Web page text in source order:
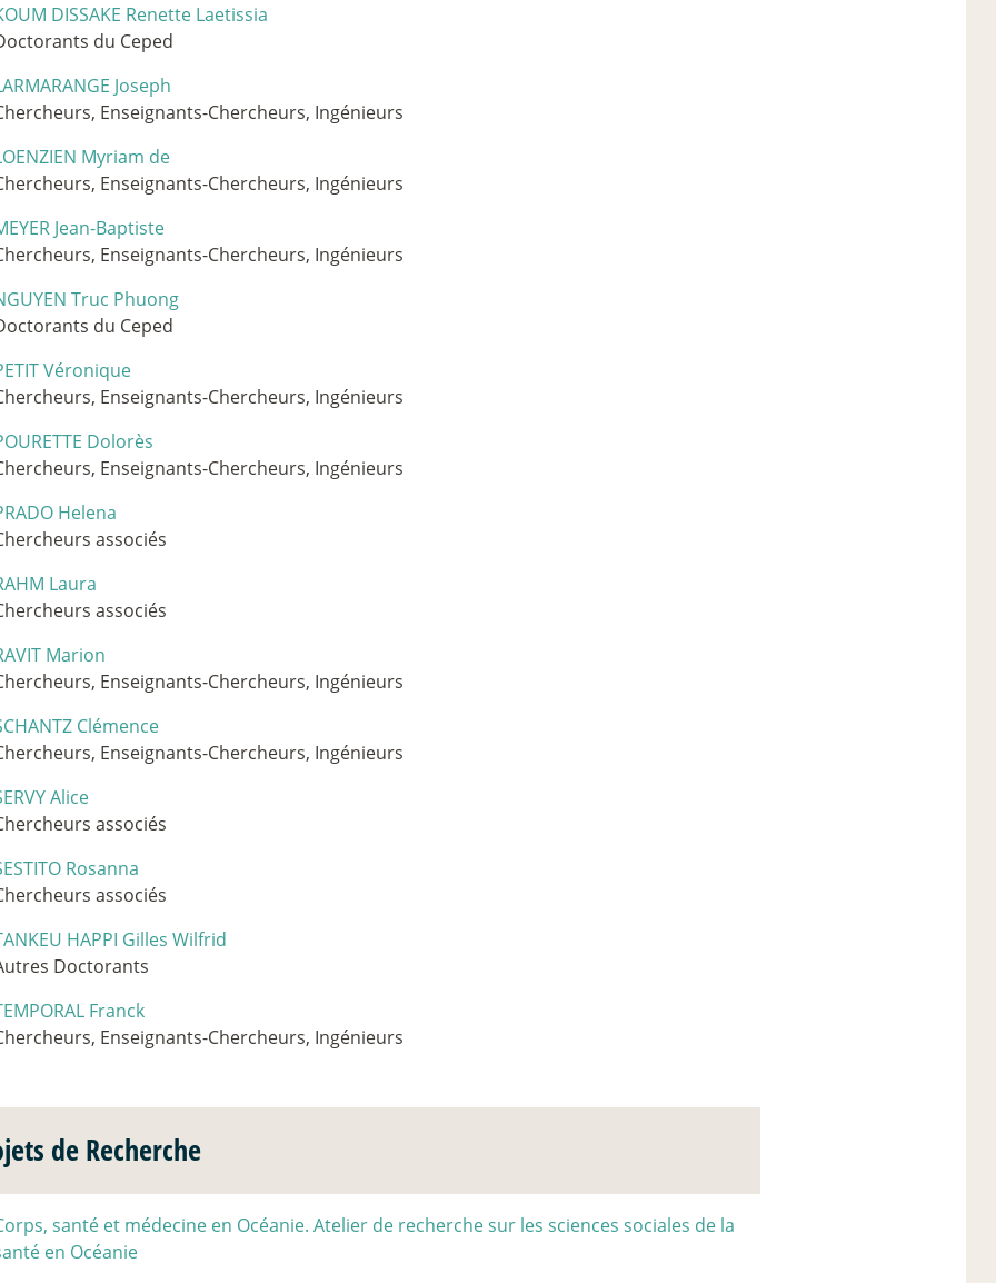
DISSAKE Renette Laetissia
du Ceped
Joseph
Enseignants-Chercheurs, Ingénieurs
Myriam de
Enseignants-Chercheurs, Ingénieurs
Jean-Baptiste
Enseignants-Chercheurs, Ingénieurs
Truc Phuong
du Ceped
Véronique
Enseignants-Chercheurs, Ingénieurs
Dolorès
Enseignants-Chercheurs, Ingénieurs
Helena
associés
Laura
associés
Marion
Enseignants-Chercheurs, Ingénieurs
Clémence
Enseignants-Chercheurs, Ingénieurs
Alice
associés
Rosanna
associés
HAPPI Gilles Wilfrid
Doctorants
Franck
Enseignants-Chercheurs, Ingénieurs
de Recherche
santé et médecine en Océanie. Atelier de recherche sur les sciences sociales de la
en Océanie